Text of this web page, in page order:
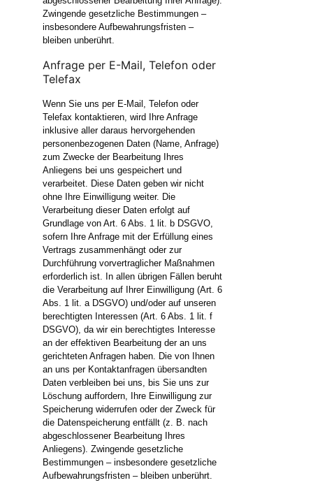
Zwingende gesetzliche Bestimmungen –
insbesondere Aufbewahrungsfristen –
bleiben unberührt.
Anfrage per E-Mail, Telefon oder
Telefax
Wenn Sie uns per E-Mail, Telefon oder
Telefax kontaktieren, wird Ihre Anfrage
inklusive aller daraus hervorgehenden
personenbezogenen Daten (Name, Anfrage)
zum Zwecke der Bearbeitung Ihres
Anliegens bei uns gespeichert und
verarbeitet. Diese Daten geben wir nicht
ohne Ihre Einwilligung weiter. Die
Verarbeitung dieser Daten erfolgt auf
Grundlage von Art. 6 Abs. 1 lit. b DSGVO,
sofern Ihre Anfrage mit der Erfüllung eines
Vertrags zusammenhängt oder zur
Durchführung vorvertraglicher Maßnahmen
erforderlich ist. In allen übrigen Fällen beruht
die Verarbeitung auf Ihrer Einwilligung (Art. 6
Abs. 1 lit. a DSGVO) und/oder auf unseren
berechtigten Interessen (Art. 6 Abs. 1 lit. f
DSGVO), da wir ein berechtigtes Interesse
an der effektiven Bearbeitung der an uns
gerichteten Anfragen haben. Die von Ihnen
an uns per Kontaktanfragen übersandten
Daten verbleiben bei uns, bis Sie uns zur
Löschung auffordern, Ihre Einwilligung zur
Speicherung widerrufen oder der Zweck für
die Datenspeicherung entfällt (z. B. nach
abgeschlossener Bearbeitung Ihres
Anliegens). Zwingende gesetzliche
Bestimmungen – insbesondere gesetzliche
Aufbewahrungsfristen – bleiben unberührt.